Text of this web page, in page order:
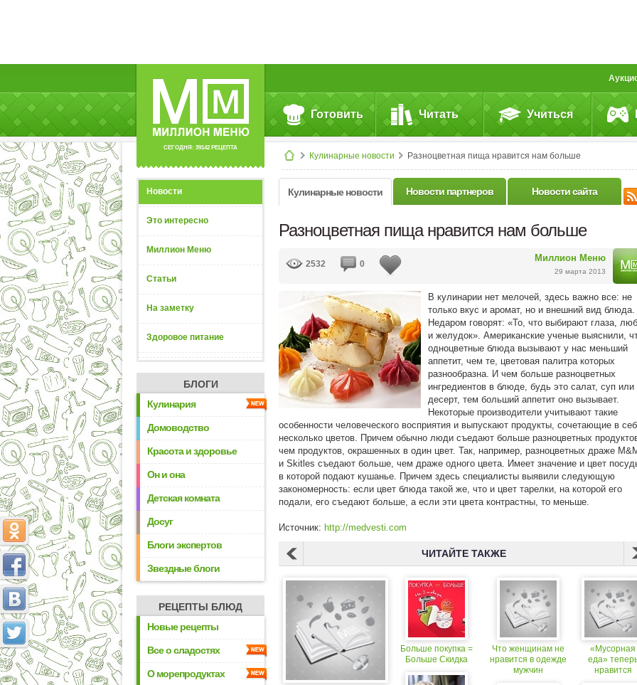
СЕГОДНЯ: 39142 РЕЦЕПТА
Готовить Читать Учиться
Кулинарные новости Разноцветная пища нравится нам больше
Новости
Это интересно
Миллион Меню
Статьи
На заметку
Здоровое питание
БЛОГИ
Кулинария
Домоводство
Красота и здоровье
Он и она
Детская комната
Досуг
Блоги экспертов
Звездные блоги
РЕЦЕПТЫ БЛЮД
Новые рецепты
Все о сладостях
О морепродуктах
Кулинарные новости Новости партнеров Новости сайта
Разноцветная пища нравится нам больше
Миллион Меню
29 марта 2013
2532 0
В кулинарии нет мелочей, здесь важно все: не
только вкус и аромат, но и внешний вид блюда.
Недаром говорят: «То, что выбирают глаза,
и желудок». Американские ученые выяснили,
одноцветные блюда вызывают у нас меньший
аппетит, чем те, цветовая палитра которых
разнообразна. И чем больше разноцветных
ингредиентов в блюде, будь это салат, суп или
десерт, тем больший аппетит оно вызывает.
Некоторые производители учитывают такие
особенности человеческого восприятия и выпускают продукты, сочетающие в
несколько цветов. Причем обычно люди съедают больше разноцветных
чем продуктов, окрашенных в один цвет. Так, например, разноцветных драже
и Skitles съедают больше, чем драже одного цвета. Имеет значение и цвет
в которой подают кушанье. Причем здесь специалисты выявили следующую
закономерность: если цвет блюда такой же, что и цвет тарелки, на которой его
подали, его съедают больше, а если эти цвета контрастны, то меньше.
Источник: http://medvesti.com
ЧИТАЙТЕ ТАКЖЕ
Больше покупка =
Больше Скидка
Что женщинам не
нравится в одежде
мужчин
«Мусорная
еда»
нравится